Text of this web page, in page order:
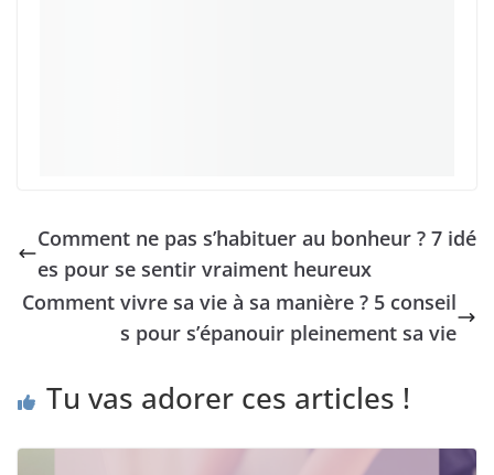
Comment ne pas s’habituer au bonheur ? 7 idé
es pour se sentir vraiment heureux
Comment vivre sa vie à sa manière ? 5 conseil
s pour s’épanouir pleinement sa vie
Tu vas adorer ces articles !